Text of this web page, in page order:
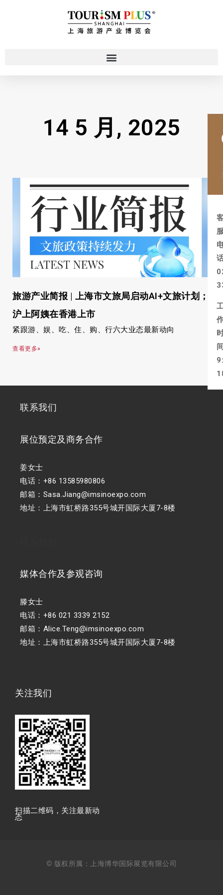
14 5 月, 2025
旅游产业简报 | 上海市文旅局启动AI+文旅计划；
沪上阿姨在香港上市
紧跟游、娱、吃、住、购、行六大业态最新动向
查看更多»
联系我们
展位预定及商务合作
姜女士
电话：+86 13585980806
邮箱：Sasa.Jiang@imsinoexpo.com
地址：上海市虹桥路355号城开国际大厦7-8楼
媒体合作及参观咨询
滕女士
电话：+86 021 3339 2152
邮箱：Alice.Teng@imsinoexpo.com
地址：上海市虹桥路355号城开国际大厦7-8楼
关注我们
扫描⼆维码，关注最新动
态
© 版权所属：上海博华国际展览有限公司